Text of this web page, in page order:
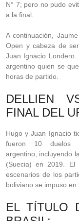
N° 7; pero no pudo
a la final.
A continuación,
Open y cabeza de
Juan Ignacio
argentino quien se
horas de partido.
DELLIEN
FINAL DEL
Hugo y Juan Ignacio
fueron 10
argentino, incluyendo
(Suecia) en 2019. El
escenarios de los
boliviano se impuso
EL TÍTULO